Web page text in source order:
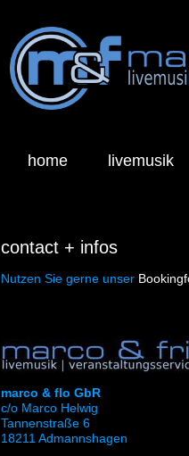
überspringen
home livemusik
contact + infos
Nutzen Sie gerne unser
marco & flo GbR
c/o Marco Helwig
Tannenstraße 6
18211 Admannshagen